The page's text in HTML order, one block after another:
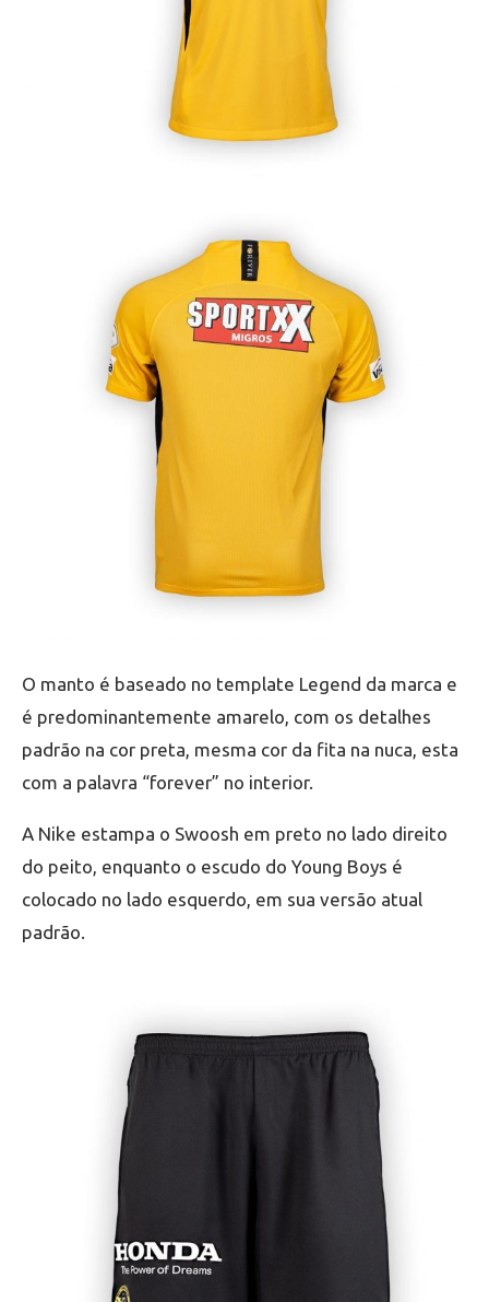
O manto é baseado no template Legend da marca e
é predominantemente amarelo, com os detalhes
padrão na cor preta, mesma cor da fita na nuca, esta
com a palavra “forever” no interior.
A Nike estampa o Swoosh em preto no lado direito
do peito, enquanto o escudo do Young Boys é
colocado no lado esquerdo, em sua versão atual
padrão.